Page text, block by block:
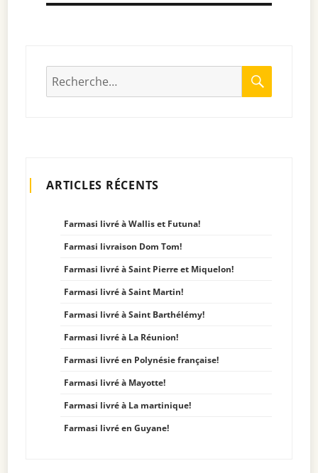
Recherche
pour
ARTICLES RÉCENTS
Farmasi livré à Wallis et Futuna!
Farmasi livraison Dom Tom!
Farmasi livré à Saint Pierre et Miquelon!
Farmasi livré à Saint Martin!
Farmasi livré à Saint Barthélémy!
Farmasi livré à La Réunion!
Farmasi livré en Polynésie française!
Farmasi livré à Mayotte!
Farmasi livré à La martinique!
Farmasi livré en Guyane!